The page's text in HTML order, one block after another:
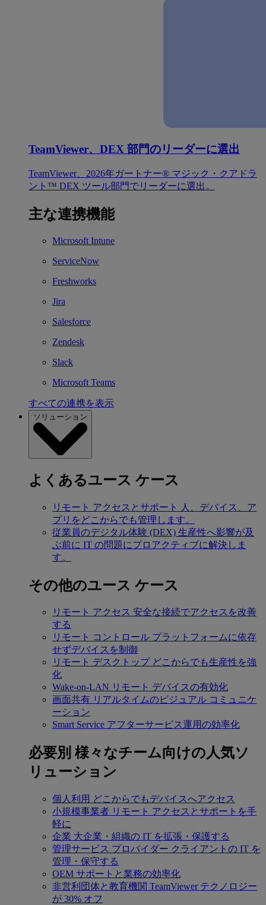
TeamViewer、DEX 部門のリーダーに選出
TeamViewer、2026年ガートナー® マジック・クアドラ
ント™ DEX ツール部門でリーダーに選出。
主な連携機能
Microsoft Intune
ServiceNow
Freshworks
Jira
Salesforce
Zendesk
Slack
Microsoft Teams
すべての連携を表示
ソリューション
よくあるユース ケース
リモート アクセスとサポート
人、デバイス、ア
プリをどこからでも管理します。
従業員のデジタル体験 (DEX) 生産性へ影響が及
ぶ前に IT の問題にプロアクティブに解決しま
す。
その他のユース ケース
リモート アクセス 安全な接続でアクセスを改善
する
リモート コントロール プラットフォームに依存
せずデバイスを制御
リモート デスクトップ どこからでも生産性を強
化
Wake-on-LAN リモート デバイスの有効化
画面共有 リアルタイムのビジュアル コミュニケ
ーション
Smart Service アフターサービス運用の効率化
必要別 様々なチーム向けの人気ソ
リューション
個人利用 どこからでもデバイスへアクセス
小規模事業者 リモート アクセスとサポートを手
軽に
企業 大企業・組織の IT を拡張・保護する
管理サービス プロバイダー クライアントの IT を
管理・保守する
OEM サポートと業務の効率化
非営利団体と教育機関 TeamViewer テクノロジー
が 30% オフ